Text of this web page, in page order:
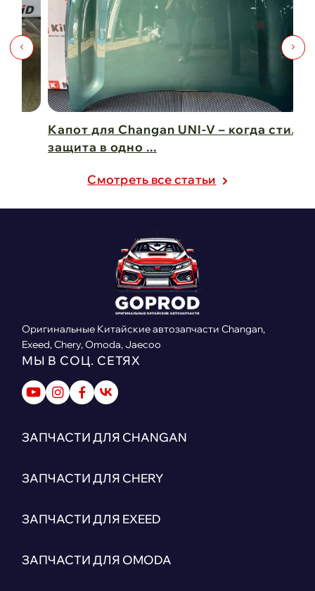
Капот для Changan UNI-V – когда стиль и
защита в одно ...
Cмотреть все статьи
Оригинальные Китайские автозапчасти Changan,
Exeed, Chery, Omoda, Jaecoo
МЫ В СОЦ. СЕТЯХ
ЗАПЧАСТИ ДЛЯ CHANGAN
ЗАПЧАСТИ ДЛЯ CHERY
ЗАПЧАСТИ ДЛЯ EXEED
ЗАПЧАСТИ ДЛЯ OMODA